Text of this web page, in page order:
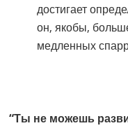
достигает
он, якобы,
медленных
“Ты не можешь